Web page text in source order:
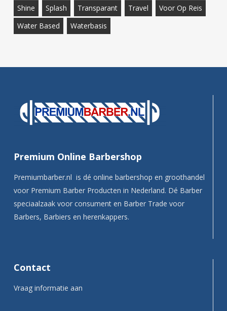
Shine
Splash Transparant Travel
Voor Op Reis
Water Based
Waterbasis
Premium Online Barbershop
Premiumbarber.nl is dé online barbershop en groothandel
voor Premium Barber Producten in Nederland. Dé Barber
speciaalzaak voor consument en Barber Trade voor
Barbers, Barbiers en herenkappers.
Contact
Vraag informatie aan